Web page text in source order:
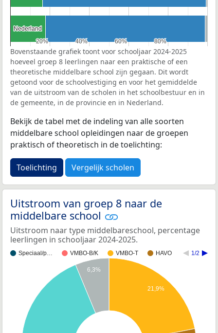
20%
20% 40%
40% 60%
60% 80%
80%
Nederland
Nederland
Bovenstaande grafiek toont voor schooljaar 2024-2025
hoeveel groep 8 leerlingen naar een praktische of een
theoretische middelbare school zijn gegaan. Dit wordt
getoond voor de schoolvestiging en voor het gemiddelde
van de uitstroom van de scholen in het schoolbestuur en in
de gemeente, in de provincie en in Nederland.
Bekijk de tabel met de indeling van alle soorten
middelbare school opleidingen naar de groepen
praktisch of theoretisch in de toelichting:
Toelichting Vergelijk scholen
Uitstroom van groep 8 naar de
middelbare school
Uitstroom naar type middelbareschool, percentage
leerlingen in schooljaar 2024-2025.
Speciaal/p… VMBO-B/K VMBO-T HAVO 1/2
21,9%
6,3%